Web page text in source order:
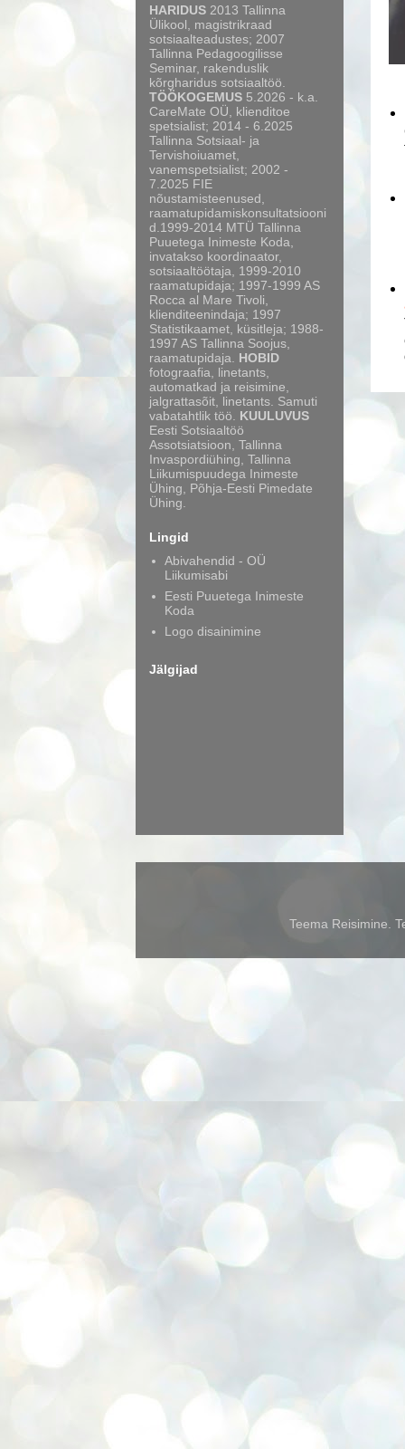
HARIDUS 2013 Tallinna
Ülikool, magistrikraad
sotsiaalteadustes; 2007
Tallinna Pedagoogilisse
Seminar, rakenduslik
kõrgharidus sotsiaaltöö.
TÖÖKOGEMUS 5.2026 - k.a.
CareMate OÜ, klienditoe
spetsialist; 2014 - 6.2025
Tallinna Sotsiaal- ja
Tervishoiuamet,
vanemspetsialist; 2002 -
7.2025 FIE
nõustamisteenused,
raamatupidamiskonsultatsiooni
d.1999-2014 MTÜ Tallinna
Puuetega Inimeste Koda,
invatakso koordinaator,
sotsiaaltöötaja, 1999-2010
raamatupidaja; 1997-1999 AS
Rocca al Mare Tivoli,
klienditeenindaja; 1997
Statistikaamet, küsitleja; 1988-
1997 AS Tallinna Soojus,
raamatupidaja. HOBID
fotograafia, linetants,
automatkad ja reisimine,
jalgrattasõit, linetants. Samuti
vabatahtlik töö. KUULUVUS
Eesti Sotsiaaltöö
Assotsiatsioon, Tallinna
Invaspordiühing, Tallinna
Liikumispuudega Inimeste
Ühing, Põhja-Eesti Pimedate
Ühing.
Lingid
Abivahendid - OÜ
Liikumisabi
Eesti Puuetega Inimeste
Koda
Logo disainimine
Jälgijad
Teema Reisimine.